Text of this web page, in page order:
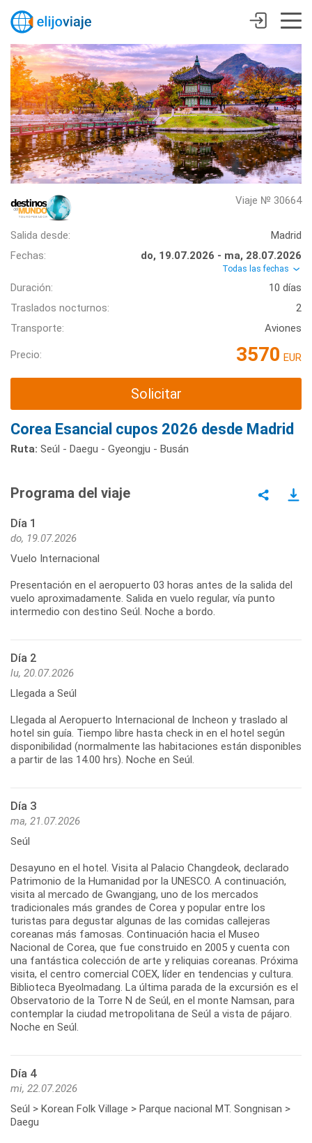
Viaje № 30664
Salida desde:
Madrid
Fechas:
do, 19.07.2026 - ma, 28.07.2026
Todas las fechas
Duración:
10 días
Traslados nocturnos:
2
Transporte:
Aviones
Precio: 3570 EUR
Solicitar
Corea Esancial cupos 2026 desde Madrid
Ruta: Seúl - Daegu - Gyeongju - Busán
Programa del viaje
Día 1
do, 19.07.2026
Vuelo Internacional
Presentación en el aeropuerto 03 horas antes de la salida del
vuelo aproximadamente. Salida en vuelo regular, vía punto
intermedio con destino Seúl. Noche a bordo.
Día 2
lu, 20.07.2026
Llegada a Seúl
Llegada al Aeropuerto Internacional de Incheon y traslado al
hotel sin guía. Tiempo libre hasta check in en el hotel según
disponibilidad (normalmente las habitaciones están disponibles
a partir de las 14.00 hrs). Noche en Seúl.
Día 3
ma, 21.07.2026
Seúl
Desayuno en el hotel. Visita al Palacio Changdeok, declarado
Patrimonio de la Humanidad por la UNESCO. A continuación,
visita al mercado de Gwangjang, uno de los mercados
tradicionales más grandes de Corea y popular entre los
turistas para degustar algunas de las comidas callejeras
coreanas más famosas. Continuación hacia el Museo
Nacional de Corea, que fue construido en 2005 y cuenta con
una fantástica colección de arte y reliquias coreanas. Próxima
visita, el centro comercial COEX, líder en tendencias y cultura.
Biblioteca Byeolmadang. La última parada de la excursión es el
Observatorio de la Torre N de Seúl, en el monte Namsan, para
contemplar la ciudad metropolitana de Seúl a vista de pájaro.
Noche en Seúl.
Día 4
mi, 22.07.2026
Seúl > Korean Folk Village > Parque nacional MT. Songnisan >
Daegu